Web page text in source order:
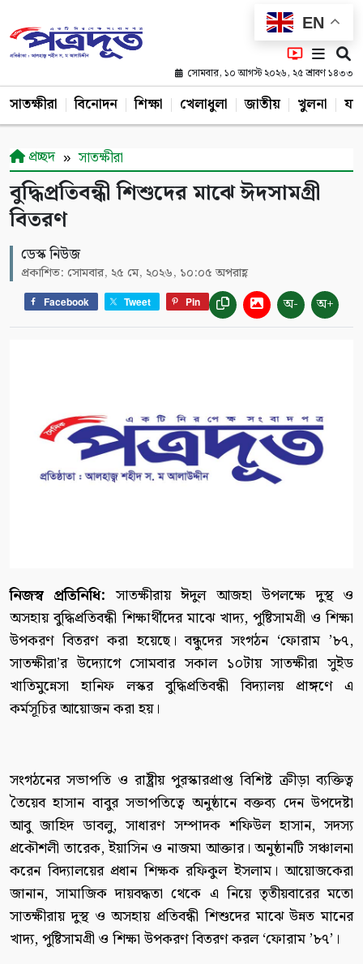
EN
সোমবার, ১০ আগস্ট ২০২৬, ২৫ শ্রাবণ ১৪৩৩
সাতক্ষীরা বিনোদন শিক্ষা খেলাধুলা জাতীয় খুলনা
প্রচ্ছদ সাতক্ষীরা
বুদ্ধিপ্রতিবন্ধী শিশুদের মাঝে ঈদসামগ্রী
বিতরণ
ডেস্ক নিউজ
প্রকাশিত: সোমবার, ২৫ মে, ২০২৬, ১০:০৫ অপরাহ্ণ
Facebook Tweet Pin অ- অ+
নিজস্ব প্রতিনিধি: সাতক্ষীরায় ঈদুল আজহা উপলক্ষে দুস্থ ও
অসহায় বুদ্ধিপ্রতিবন্ধী শিক্ষার্থীদের মাঝে খাদ্য, পুষ্টিসামগ্রী ও শিক্ষা
উপকরণ বিতরণ করা হয়েছে। বন্ধুদের সংগঠন ‘ফোরাম ’৮৭,
সাতক্ষীরা’র উদ্যোগে সোমবার সকাল ১০টায় সাতক্ষীরা সুইড
খাতিমুন্নেসা হানিফ লস্কর বুদ্ধিপ্রতিবন্ধী বিদ্যালয় প্রাঙ্গণে এ
কর্মসূচির আয়োজন করা হয়।
সংগঠনের সভাপতি ও রাষ্ট্রীয় পুরস্কারপ্রাপ্ত বিশিষ্ট ক্রীড়া ব্যক্তিত্ব
তৈয়েব হাসান বাবুর সভাপতিত্বে অনুষ্ঠানে বক্তব্য দেন উপদেষ্টা
আবু জাহিদ ডাবলু, সাধারণ সম্পাদক শফিউল হাসান, সদস্য
প্রকৌশলী তারেক, ইয়াসিন ও নাজমা আক্তার। অনুষ্ঠানটি সঞ্চালনা
করেন বিদ্যালয়ের প্রধান শিক্ষক রফিকুল ইসলাম। আয়োজকেরা
জানান, সামাজিক দায়বদ্ধতা থেকে এ নিয়ে তৃতীয়বারের মতো
সাতক্ষীরায় দুস্থ ও অসহায় প্রতিবন্ধী শিশুদের মাঝে উন্নত মানের
খাদ্য, পুষ্টিসামগ্রী ও শিক্ষা উপকরণ বিতরণ করল ‘ফোরাম ’৮৭’।